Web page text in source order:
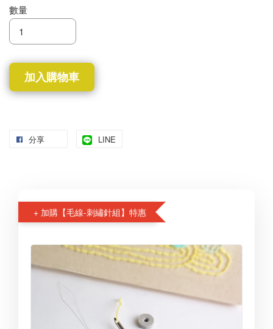
數量
加入購物車
分享 LINE
+ 加購【毛線-刺繡針組】特惠